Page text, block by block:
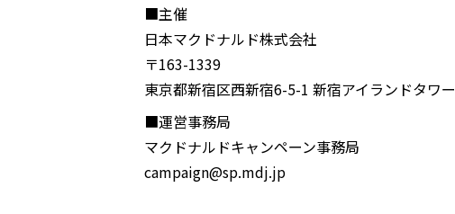
■主催
日本マクドナルド株式会社
〒163-1339
東京都新宿区西新宿6-5-1 新宿アイランドタワー
■運営事務局
マクドナルドキャンペーン事務局
campaign@sp.mdj.jp